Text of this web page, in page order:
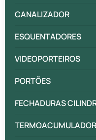
CANALIZADOR
ESQUENTADORES
VIDEOPORTEIROS
PORTÕES
FECHADURAS
TERMOACUMULADOR